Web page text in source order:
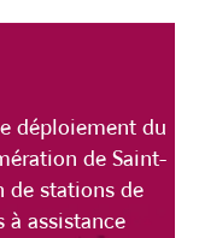
déploiement du
de Saint-
de stations de
à assistance